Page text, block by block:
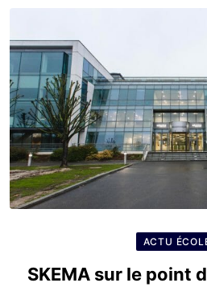
ACTU
SKEMA sur le point